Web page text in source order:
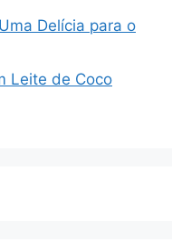
Delícia para o
Leite de Coco